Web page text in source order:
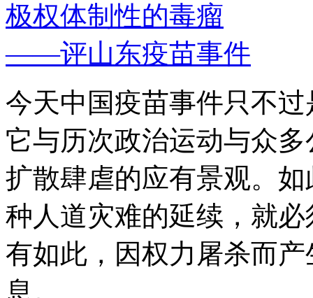
极权体制性的毒瘤
——评山东疫苗事件
今天中国疫苗事件只不
它与历次政治运动与众
扩散肆虐的应有景观。
种人道灾难的延续，就
有如此，因权力屠杀而
息。